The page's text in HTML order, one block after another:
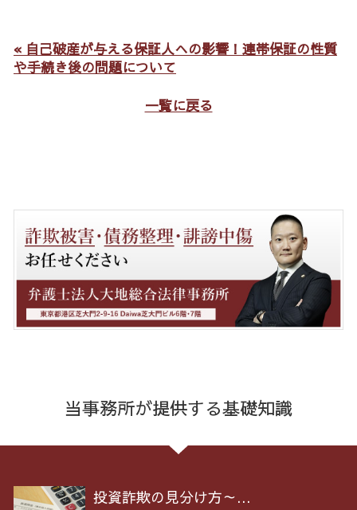
« 自己破産が与える保証人への影響！連帯保証の性質
や手続き後の問題について
一覧に戻る
当事務所が提供する基礎知識
投資詐欺の見分け方～...